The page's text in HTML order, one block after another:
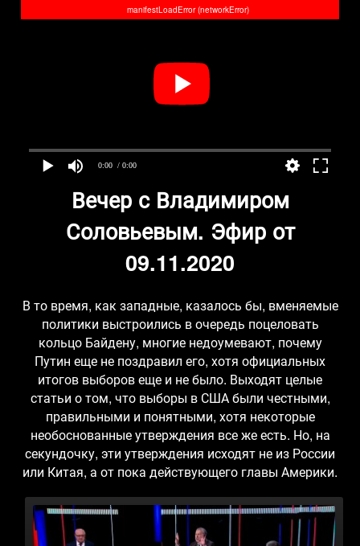
0:00 / 0:00
manifestLoadError (networkError)
Вечер с Владимиром
Соловьевым. Эфир от
09.11.2020
В то время, как западные, казалось бы, вменяемые
политики выстроились в очередь поцеловать
кольцо Байдену, многие недоумевают, почему
Путин еще не поздравил его, хотя официальных
итогов выборов еще и не было. Выходят целые
статьи о том, что выборы в США были честными,
правильными и понятными, хотя некоторые
необоснованные утверждения все же есть. Но, на
секундочку, эти утверждения исходят не из России
или Китая, а от пока действующего главы Америки.